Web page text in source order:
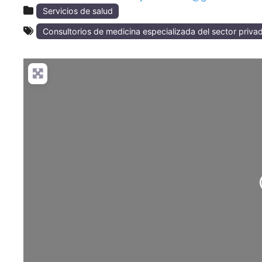
Servicios de salud
Consultorios de medicina especializada del sector